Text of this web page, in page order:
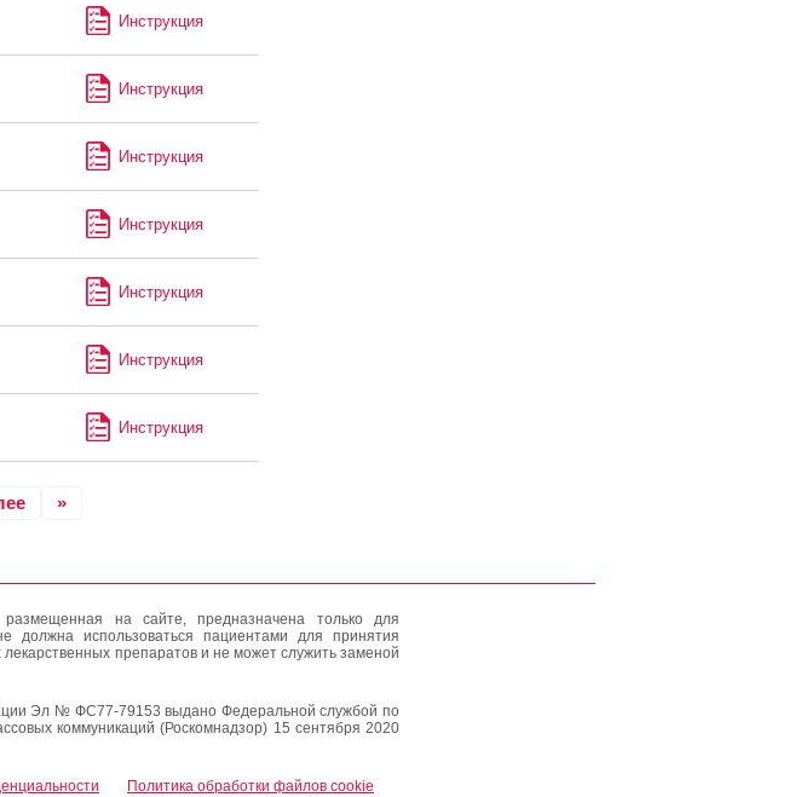
Инструкция
Инструкция
Инструкция
Инструкция
Инструкция
Инструкция
Инструкция
»
на сайте, предназначена только для
должна использоваться пациентами для принятия
препаратов и не может служить заменой
Эл № ФС77-79153 выдано Федеральной службой по
коммуникаций (Роскомнадзор) 15 сентября 2020
Политика обработки файлов cookie